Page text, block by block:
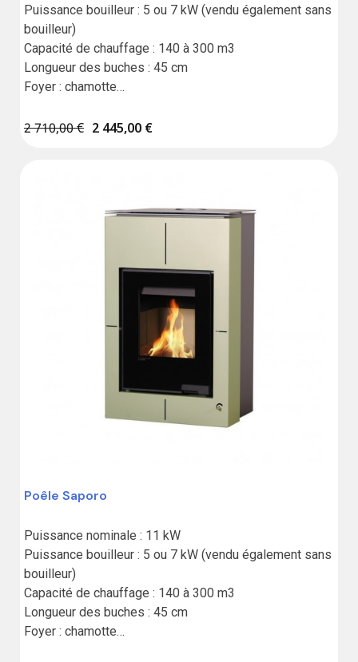
Puissance bouilleur : 5 ou 7 kW (vendu également sans
bouilleur)
Capacité de chauffage : 140 à 300 m3
Longueur des buches : 45 cm
Foyer : chamotte
Poêle étanche / Compatible BBC
2 710,00 € 2 445,00 €
Poêle Saporo
Puissance nominale : 11 kW
Puissance bouilleur : 5 ou 7 kW (vendu également sans
bouilleur)
Capacité de chauffage : 140 à 300 m3
Longueur des buches : 45 cm
Foyer : chamotte